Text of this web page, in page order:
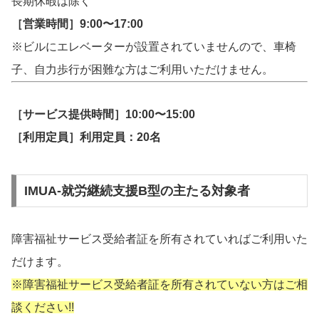
［営業時間］9:00〜17:00
※ビルにエレベーターが設置されていませんので、車椅
子、自力歩行が困難な方はご利用いただけません。
［サービス提供時間］10:00〜15:00
［利用定員］利用定員：20名
IMUA-就労継続支援B型の主たる対象者
障害福祉サービス受給者証を所有されていればご利用いた
だけます。
※障害福祉サービス受給者証を所有されていない方はご相
談ください!!